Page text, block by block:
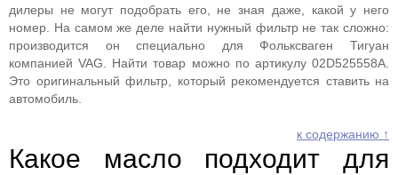
дилеры не могут подобрать его, не зная даже, какой у него
номер. На самом же деле найти нужный фильтр не так сложно:
производится он специально для Фольксваген Тигуан
компанией VAG. Найти товар можно по артикулу 02D525558A.
Это оригинальный фильтр, который рекомендуется ставить на
автомобиль.
к содержанию ↑
Какое масло подходит для